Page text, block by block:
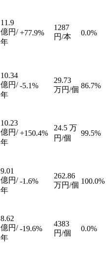
11.9
億円/
年
+77.9%
1287
円/本
0.0%
10.34
億円/
年
-5.1%
29.73
万円/個 86.7%
10.23
億円/
年
+150.4%
24.5 万
円/個
99.5%
9.01
億円/
年
-1.6%
262.86
万円/個 100.0%
8.62
億円/
年
-19.6%
4383
円/個
0.0%